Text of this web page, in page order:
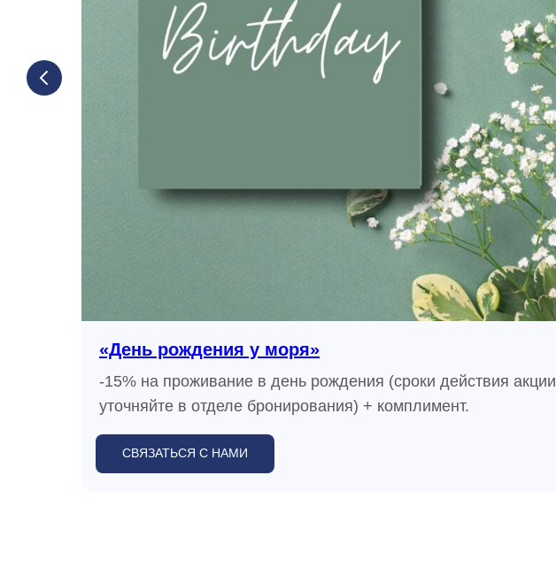
«День рождения у моря»
-15% на проживание в день рождения (сроки действия акции
уточняйте в отделе бронирования) + комплимент.
СВЯЗАТЬСЯ С НАМИ